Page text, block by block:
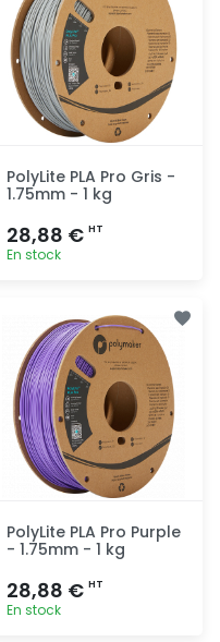
PolyLite PLA Pro Gris -
1.75mm - 1 kg
28,88 € HT
En stock
rapide
PolyLite PLA Pro Purple
- 1.75mm - 1 kg
28,88 € HT
En stock